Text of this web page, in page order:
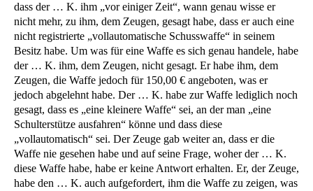
dass der … K. ihm „vor einiger Zeit“, wann genau wisse er
nicht mehr, zu ihm, dem Zeugen, gesagt habe, dass er auch eine
nicht registrierte „vollautomatische Schusswaffe“ in seinem
Besitz habe. Um was für eine Waffe es sich genau handele, habe
der … K. ihm, dem Zeugen, nicht gesagt. Er habe ihm, dem
Zeugen, die Waffe jedoch für 150,00 € angeboten, was er
jedoch abgelehnt habe. Der … K. habe zur Waffe lediglich noch
gesagt, dass es „eine kleinere Waffe“ sei, an der man „eine
Schulterstütze ausfahren“ könne und dass diese
„vollautomatisch“ sei. Der Zeuge gab weiter an, dass er die
Waffe nie gesehen habe und auf seine Frage, woher der … K.
diese Waffe habe, habe er keine Antwort erhalten. Er, der Zeuge,
habe den … K. auch aufgefordert, ihm die Waffe zu zeigen, was